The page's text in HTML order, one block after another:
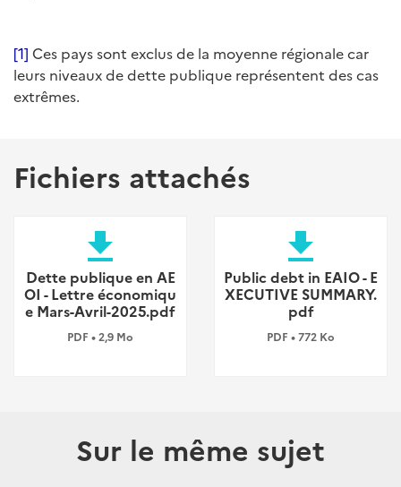
[1] Ces pays sont exclus de la moyenne régionale car
leurs niveaux de dette publique représentent des cas
extrêmes.
Fichiers attachés
file_download
Dette publique en AE
OI - Lettre économiqu
e Mars-Avril-2025.pdf
PDF • 2,9 Mo
file_download
Public debt in EAIO - E
XECUTIVE SUMMARY.
pdf
PDF • 772 Ko
Sur le même sujet